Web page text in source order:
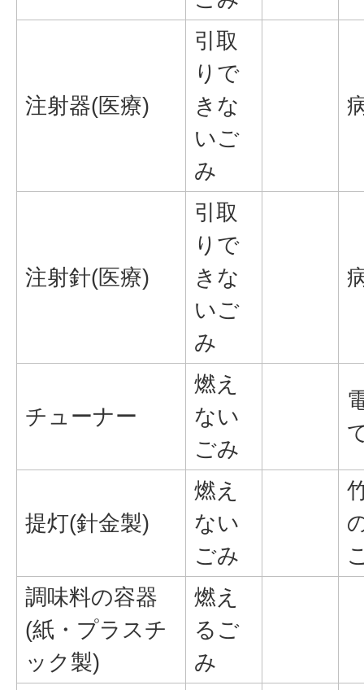
注射器(医療)
引取
りで
きな
いご
み
注射針(医療)
引取
りで
きな
いご
み
チューナー
燃え
ない
ごみ
提灯(針金製)
燃え
ない
ごみ
調味料の容器
(紙・プラスチ
ック製)
燃え
るご
み